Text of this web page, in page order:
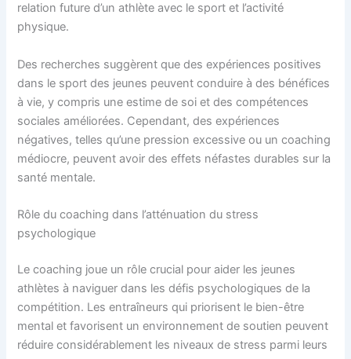
relation future d’un athlète avec le sport et l’activité
physique.
Des recherches suggèrent que des expériences positives
dans le sport des jeunes peuvent conduire à des bénéfices
à vie, y compris une estime de soi et des compétences
sociales améliorées. Cependant, des expériences
négatives, telles qu’une pression excessive ou un coaching
médiocre, peuvent avoir des effets néfastes durables sur la
santé mentale.
Rôle du coaching dans l’atténuation du stress
psychologique
Le coaching joue un rôle crucial pour aider les jeunes
athlètes à naviguer dans les défis psychologiques de la
compétition. Les entraîneurs qui priorisent le bien-être
mental et favorisent un environnement de soutien peuvent
réduire considérablement les niveaux de stress parmi leurs